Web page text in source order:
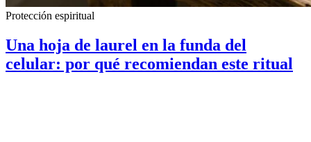
Protección espiritual
Una hoja de laurel en la funda del
celular: por qué recomiendan este ritual